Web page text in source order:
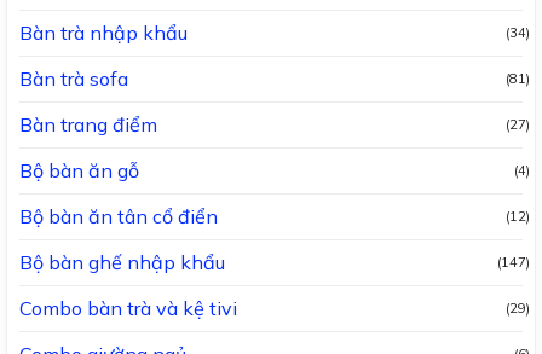
Bàn trà nhập khẩu (34)
Bàn trà sofa (81)
Bàn trang điểm (27)
Bộ bàn ăn gỗ (4)
Bộ bàn ăn tân cổ điển (12)
Bộ bàn ghế nhập khẩu (147)
Combo bàn trà và kệ tivi (29)